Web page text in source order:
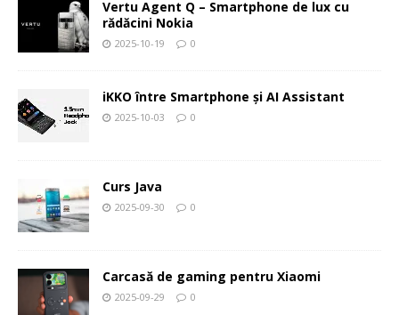
Vertu Agent Q – Smartphone de lux cu
rădăcini Nokia
2025-10-19 0
iKKO între Smartphone și AI Assistant
2025-10-03 0
Curs Java
2025-09-30 0
Carcasă de gaming pentru Xiaomi
2025-09-29 0